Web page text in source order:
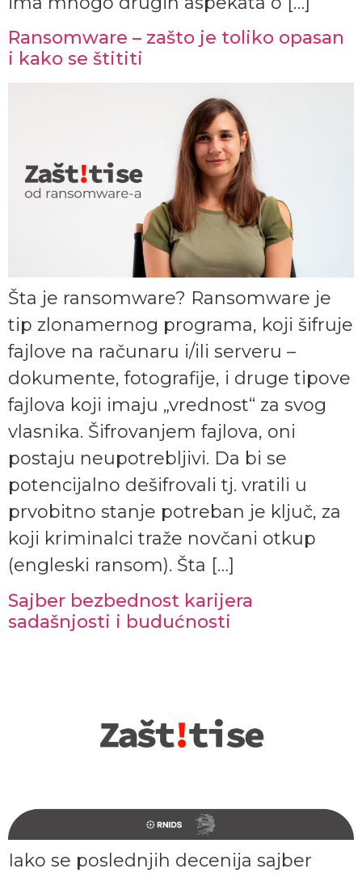
Ransomware – zašto je toliko opasan
i kako se štititi
Šta je ransomware? Ransomware je
tip zlonamernog programa, koji šifruje
fajlove na računaru i/ili serveru –
dokumente, fotografije, i druge tipove
fajlova koji imaju „vrednost“ za svog
vlasnika. Šifrovanjem fajlova, oni
postaju neupotrebljivi. Da bi se
potencijalno dešifrovali tj. vratili u
prvobitno stanje potreban je ključ, za
koji kriminalci traže novčani otkup
(engleski ransom). Šta […]
Sajber bezbednost karijera
sadašnjosti i budućnosti
Iako se poslednjih decenija sajber